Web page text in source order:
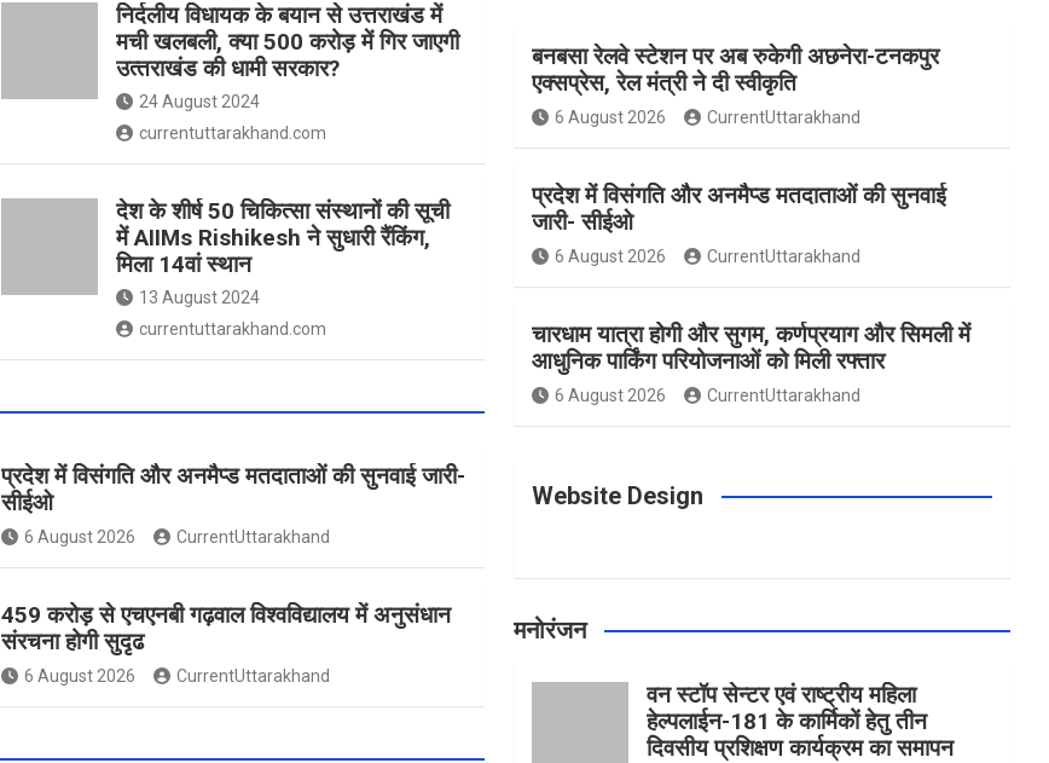
निर्दलीय विधायक के बयान से उत्तराखंड में
मची खलबली, क्‍या 500 करोड़ में गिर जाएगी
उत्‍तराखंड की धामी सरकार?
24 August 2024
currentuttarakhand.com
देश के शीर्ष 50 चिकित्सा संस्थानों की सूची
में AIIMs Rishikesh ने सुधारी रैंकिंग,
मिला 14वां स्थान
13 August 2024
currentuttarakhand.com
प्रदेश में विसंगति और अनमैप्ड मतदाताओं की सुनवाई जारी-
सीईओ
6 August 2026 CurrentUttarakhand
459 करोड़ से एचएनबी गढ़वाल विश्वविद्यालय में अनुसंधान
संरचना होगी सुदृढ
6 August 2026 CurrentUttarakhand
e
b
o
o
k
t
a
r
a
t
e
e
s
t
t
r
u
e
बनबसा रेलवे स्टेशन पर अब रुकेगी अछनेरा-टनकपुर
एक्सप्रेस, रेल मंत्री ने दी स्वीकृति
6 August 2026 CurrentUttarakhand
प्रदेश में विसंगति और अनमैप्ड मतदाताओं की सुनवाई
जारी- सीईओ
6 August 2026 CurrentUttarakhand
चारधाम यात्रा होगी और सुगम, कर्णप्रयाग और सिमली में
आधुनिक पार्किंग परियोजनाओं को मिली रफ्तार
6 August 2026 CurrentUttarakhand
Website Design
मनोरंजन
वन स्टॉप सेन्टर एवं राष्ट्रीय महिला
हेल्पलाईन-181 के कार्मिकों हेतु तीन
दिवसीय प्रशिक्षण कार्यक्रम का समापन